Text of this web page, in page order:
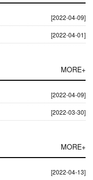
[2022-04-09]
[2022-04-01]
MORE+
[2022-04-09]
[2022-03-30]
MORE+
[2022-04-13]